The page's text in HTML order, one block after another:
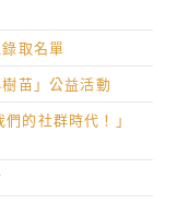
取名單
苗」公益活動
的社群時代！」